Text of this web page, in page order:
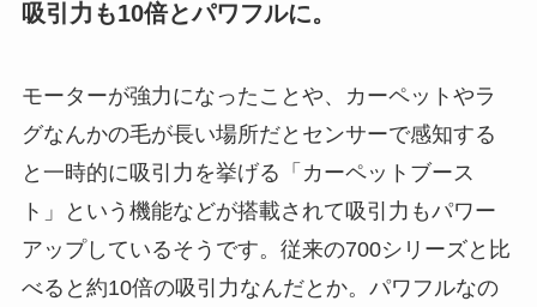
吸引力も10倍とパワフルに。
モーターが強力になったことや、カーペットやラ
グなんかの毛が長い場所だとセンサーで感知する
と一時的に吸引力を挙げる「カーペットブース
ト」という機能などが搭載されて吸引力もパワー
アップしているそうです。従来の700シリーズと比
べると約10倍の吸引力なんだとか。パワフルなの